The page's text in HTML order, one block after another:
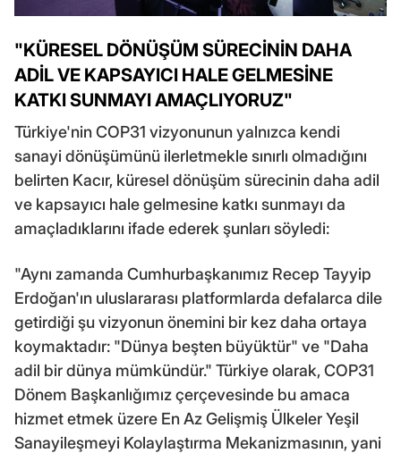
"KÜRESEL DÖNÜŞÜM SÜRECİNİN DAHA
ADİL VE KAPSAYICI HALE GELMESİNE
KATKI SUNMAYI AMAÇLIYORUZ"
Türkiye'nin COP31 vizyonunun yalnızca kendi
sanayi dönüşümünü ilerletmekle sınırlı olmadığını
belirten Kacır, küresel dönüşüm sürecinin daha adil
ve kapsayıcı hale gelmesine katkı sunmayı da
amaçladıklarını ifade ederek şunları söyledi:
"Aynı zamanda Cumhurbaşkanımız Recep Tayyip
Erdoğan'ın uluslararası platformlarda defalarca dile
getirdiği şu vizyonun önemini bir kez daha ortaya
koymaktadır: "Dünya beşten büyüktür" ve "Daha
adil bir dünya mümkündür." Türkiye olarak, COP31
Dönem Başkanlığımız çerçevesinde bu amaca
hizmet etmek üzere En Az Gelişmiş Ülkeler Yeşil
Sanayileşmeyi Kolaylaştırma Mekanizmasının, yani